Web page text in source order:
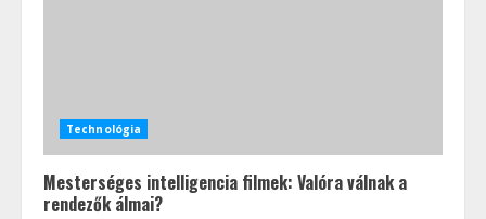
Technológia
Mesterséges intelligencia filmek: Valóra válnak a
rendezők álmai?